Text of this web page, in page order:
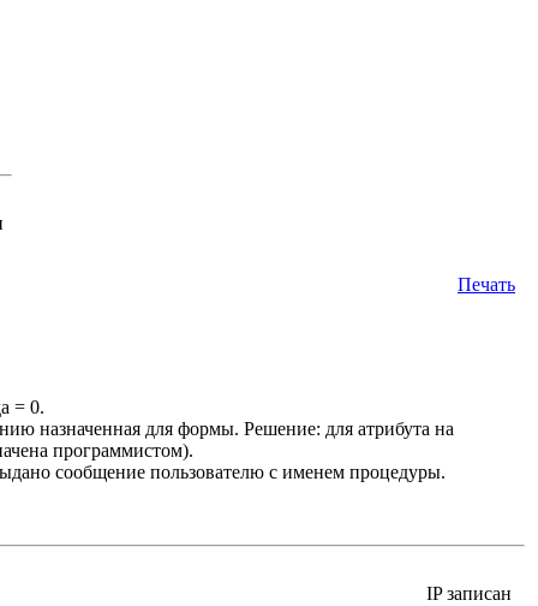
Печать
= 0.
назначенная для формы. Решение: для атрибута на
программистом).
сообщение пользователю с именем процедуры.
IP записан